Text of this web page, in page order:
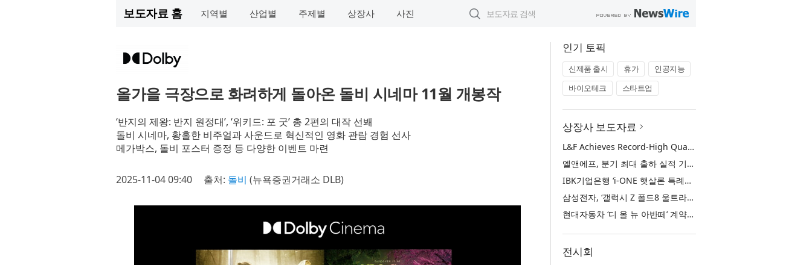
보도자료 홈 지역별 산업별 주제별 상장사 사진
올가을 극장으로 화려하게 돌아온 돌비 시네마 11월 개봉작
‘반지의 제왕: 반지 원정대’, ‘위키드: 포 굿’ 총 2편의 대작 선봬
돌비 시네마, 황홀한 비주얼과 사운드로 혁신적인 영화 관람 경험 선사
메가박스, 돌비 포스터 증정 등 다양한 이벤트 마련
2025-11-04 09:40 출처: 돌비 (뉴욕증권거래소 DLB)
인기 토픽
신제품 출시 휴가
인공지능
바이오테크
스타트업
상장사 보도자료
L&F Achieves Record-High Quarterly Shipments, Begins LFP Supply for North American ESS in Q3 Advancing its Two-Track NCM and LFP Growth Strategy
엘앤에프, 분기 최대 출하 실적 기록… 3분기 북미 ESS향 LFP 공급 착수 NCM+LFP ‘2-Track’ 성장 전략 실현
IBK기업은행 ‘i-ONE 햇살론 특례보증’ 출시
삼성전자, ‘갤럭시 Z 폴드8 울트라·폴드8·플립8’과 ‘갤럭시 워치 울트라2·워치9’ 국내 공식 출시
현대자동차 ‘디 올 뉴 아반떼’ 계약 첫날 1만 대 돌파
전시회